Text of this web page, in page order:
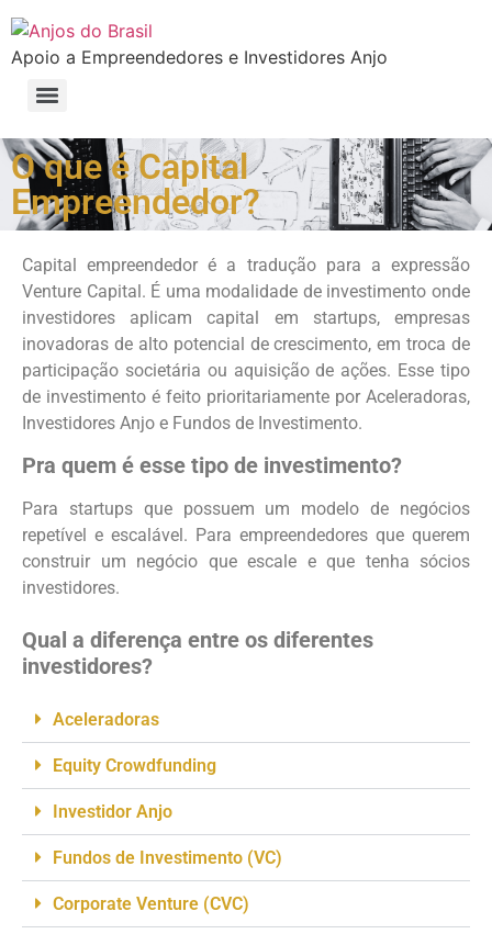
Apoio a Empreendedores e Investidores Anjo
O que é Capital
Empreendedor?
Capital empreendedor é a tradução para a expressão
Venture Capital. É uma modalidade de investimento onde
investidores aplicam capital em startups, empresas
inovadoras de alto potencial de crescimento, em troca de
participação societária ou aquisição de ações. Esse tipo
de investimento é feito prioritariamente por Aceleradoras,
Investidores Anjo e Fundos de Investimento.
Pra quem é esse tipo de investimento?
Para startups que possuem um modelo de negócios
repetível e escalável. Para empreendedores que querem
construir um negócio que escale e que tenha sócios
investidores.
Qual a diferença entre os diferentes
investidores?
Aceleradoras
Equity Crowdfunding
Investidor Anjo
Fundos de Investimento (VC)
Corporate Venture (CVC)